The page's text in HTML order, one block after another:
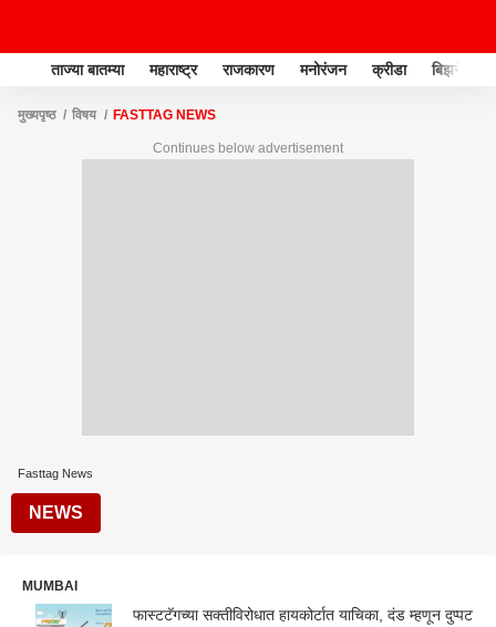
ताज्या बातम्या महाराष्ट्र राजकारण मनोरंजन क्रीडा बिझनेस
मुख्यपृष्ठ विषय FASTTAG NEWS
Continues below advertisement
Fasttag News
NEWS
MUMBAI
फास्टटॅगच्या सक्तीविरोधात हायकोर्टात याचिका, दंड म्हणून दुप्पट